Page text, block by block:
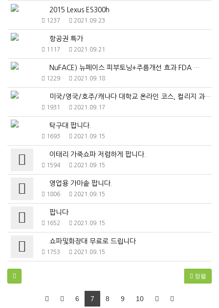
2015 Lexus ES300h
1237 2021.09.23
항공권 특가
1117 2021.09.21
NuFACE) 뉴페이스 피부토닝+주름개선 효과 FDA …
1229 2021.09.18
미국/영국/호주/캐나다 대학교 온라인 코스, 컬리지 과…
1931 2021.09.17
탁구대 팝니다.
1693 2021.09.15
이태리 가죽쇼파 저렴하게 팝니다.
1594 2021.09.15
영업용 가마솥 팝니다.
1806 2021.09.15
팝니다
1652 2021.09.15
쇼파및화장대 무료로 드립니다
1753 2021.09.15
정렬
6 7 8 9 10